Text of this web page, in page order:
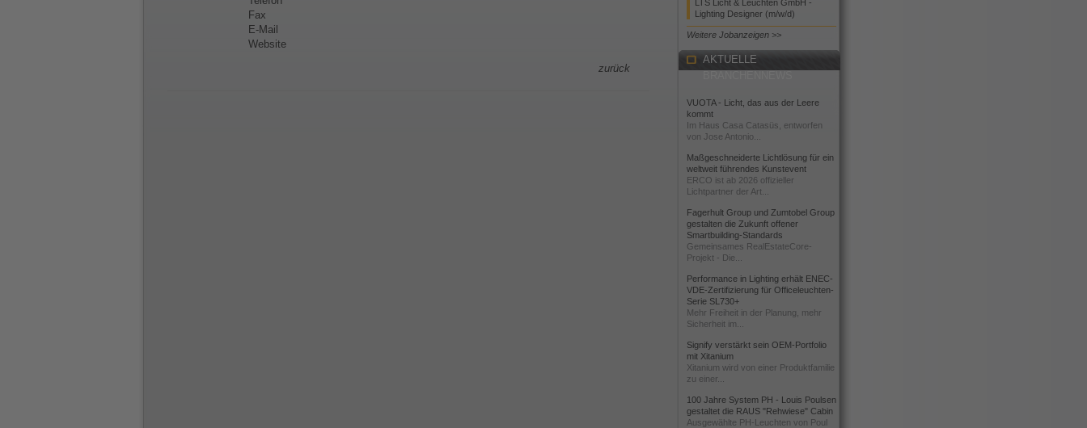
Fax
E-Mail
Website
zurück
LTS Licht & Leuchten GmbH -
Lighting Designer (m/w/d)
Weitere Jobanzeigen >>
AKTUELLE
VUOTA - Licht, das aus der Leere
kommt
Im Haus Casa Catasüs, entworfen
von Jose Antonio...
Maßgeschneiderte Lichtlösung für ein
weltweit führendes Kunstevent
ERCO ist ab 2026 offizieller
Lichtpartner der Art...
Fagerhult Group und Zumtobel Group
gestalten die Zukunft offener
Smartbuilding-Standards
Gemeinsames RealEstateCore-
Projekt - Die...
Performance in Lighting erhält ENEC-
VDE-Zertifizierung für Officeleuchten-
Serie SL730+
Mehr Freiheit in der Planung, mehr
Sicherheit im...
Signify verstärkt sein OEM-Portfolio
mit Xitanium
Xitanium wird von einer Produktfamilie
zu einer...
100 Jahre System PH - Louis Poulsen
gestaltet die RAUS "Rehwiese" Cabin
Ausgewählte PH-Leuchten von Poul